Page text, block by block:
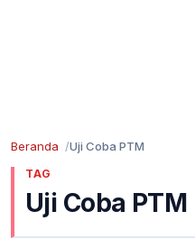
Beranda Uji Coba PTM
TAG
Uji Coba PTM